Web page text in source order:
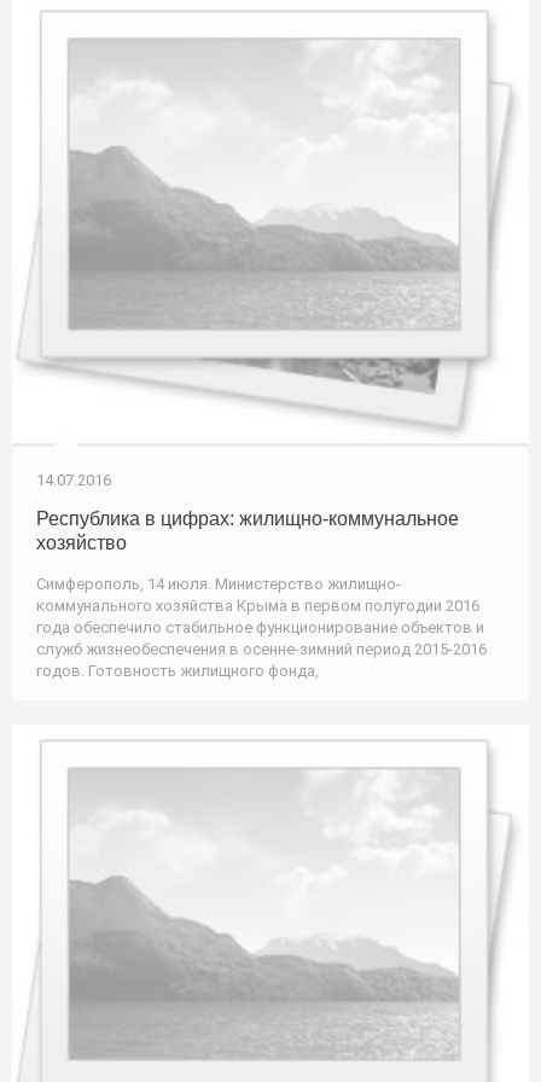
14.07.2016
Республика в цифрах: жилищно-коммунальное
хозяйство
Симферополь, 14 июля. Министерство жилищно-
коммунального хозяйства Крыма в первом полугодии 2016
года обеспечило стабильное функционирование объектов и
служб жизнеобеспечения в осенне-зимний период 2015-2016
годов. Готовность жилищного фонда,